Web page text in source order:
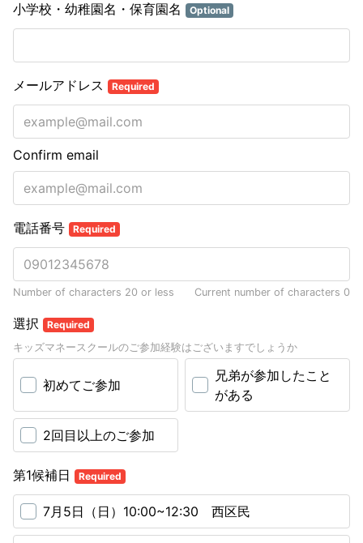
小学校・幼稚園名・保育園名 Optional
メールアドレス Required
Confirm email
電話番号 Required
Number of characters 20 or less Current number of characters 0
選択 Required
キッズマネースクールのご参加経験はございますでしょうか
初めてご参加
兄弟が参加したこと
がある
2回目以上のご参加
第1候補日 Required
7月5日（日）10:00~12:30 西区民